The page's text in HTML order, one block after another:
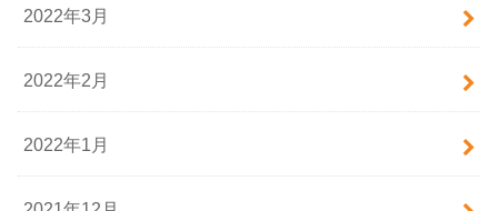
2022年3月
2022年2月
2022年1月